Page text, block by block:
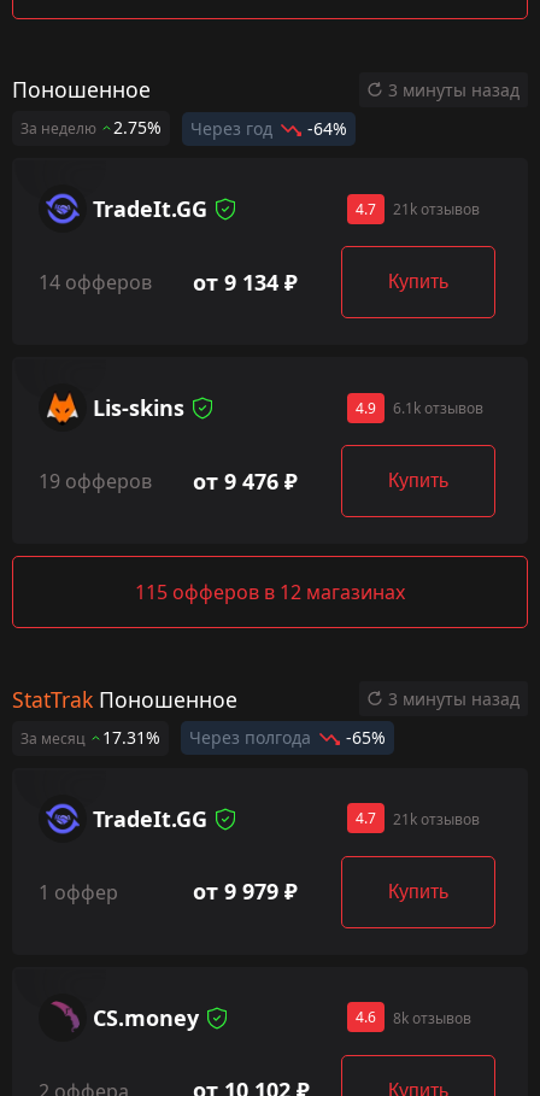
Поношенное
За неделю 2.75% Через год -64%
3 минуты назад
TradeIt.GG 4.7 21k отзывов
14 офферов от 9 134 ₽ Купить
Lis-skins 4.9 6.1k отзывов
19 офферов от 9 476 ₽ Купить
115 офферов в 12 магазинах
StatTrak Поношенное
За месяц 17.31% Через полгода -65%
3 минуты назад
TradeIt.GG 4.7 21k отзывов
1 оффер от 9 979 ₽ Купить
CS.money 4.6 8k отзывов
Купить